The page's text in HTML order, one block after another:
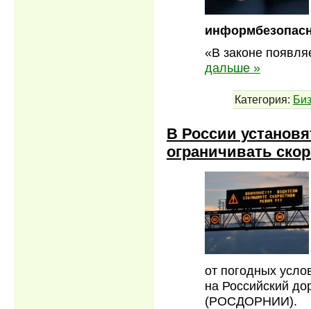
«В законе
дальше »
Категория:
В России
ограничивать
от погодных
на Российский
(РОСДОРНИИ).